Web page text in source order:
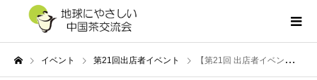
イベント 第21回出店者イベント 【第21回 出店者イベント・23日（日）Ｃ】ベトナム茶を飲んで感じてみましょう（主催：Mon-t-Cha）